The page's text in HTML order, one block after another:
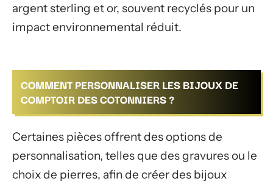
argent sterling et or, souvent recyclés pour un
impact environnemental réduit.
COMMENT PERSONNALISER LES BIJOUX DE
COMPTOIR DES COTONNIERS ?
Certaines pièces offrent des options de
personnalisation, telles que des gravures ou le
choix de pierres, afin de créer des bijoux